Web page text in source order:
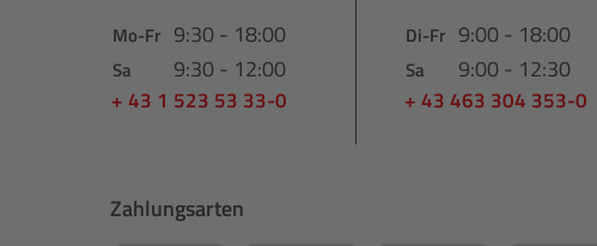
Mo-Fr 9:30 - 18:00
Sa 9:30 - 12:00
+ 43 1 523 53 33-0
Di-Fr 9:00 - 18:00
Sa 9:00 - 12:30
+ 43 463 304 353-0
Zahlungsarten